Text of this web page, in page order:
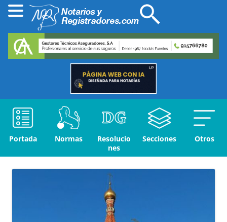
Portada Normas
Resolucio
nes
Secciones Otros